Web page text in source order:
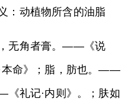
：动植物所含的油脂
无角者膏。——《说
命》；脂，肪也。——
《礼记·内则》。；肤如